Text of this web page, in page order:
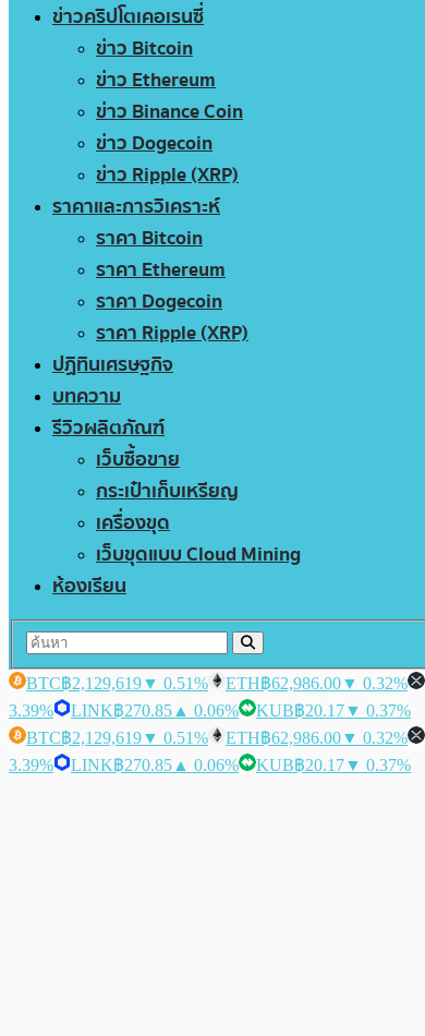
ข่าวคริปโตเคอเรนซี่
ข่าว Bitcoin
ข่าว Ethereum
ข่าว Binance Coin
ข่าว Dogecoin
ข่าว Ripple (XRP)
ราคาและการวิเคราะห์
ราคา Bitcoin
ราคา Ethereum
ราคา Dogecoin
ราคา Ripple (XRP)
ปฏิทินเศรษฐกิจ
บทความ
รีวิวผลิตภัณฑ์
เว็บซื้อขาย
กระเป๋าเก็บเหรียญ
เครื่องขุด
เว็บขุดแบบ Cloud Mining
ห้องเรียน
BTC฿2,129,619▼ 0.51% ETH฿62,986.00▼ 0.32%
3.39%
LINK฿270.85 ▲ 0.06% KUB฿20.17▼ 0.37%
BTC฿2,129,619▼ 0.51% ETH฿62,986.00▼ 0.32%
3.39%
LINK฿270.85 ▲ 0.06% KUB฿20.17▼ 0.37%